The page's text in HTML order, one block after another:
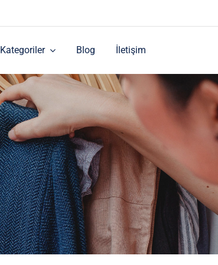
Kategoriler Blog İletişim